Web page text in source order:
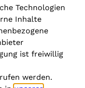
Technologien
Inhalte
ist freiwillig
werden.